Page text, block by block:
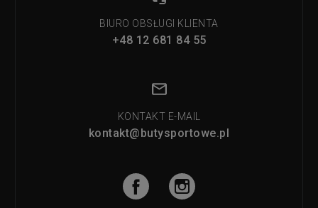
BIURO OBSŁUGI KLIENTA
+48 12 681 84 55
KONTAKT E-MAIL
kontakt@butysportowe.pl